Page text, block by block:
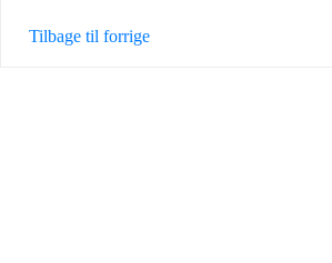
Tilbage til forrige